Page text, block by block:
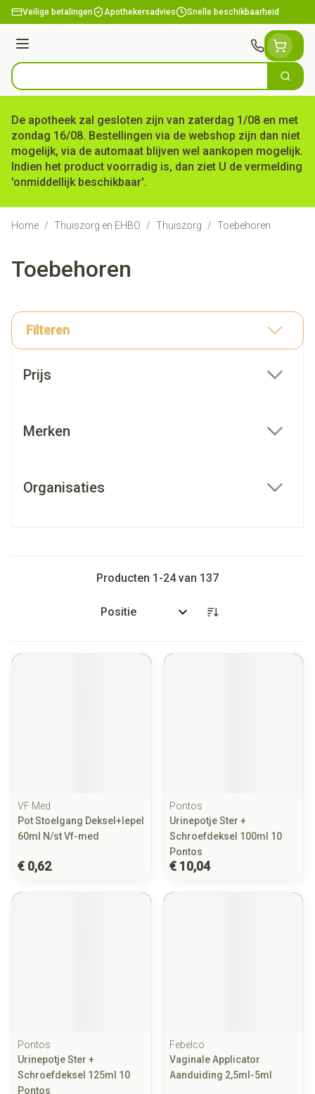
Ga naar de inhoud
Veilige betalingen Apothekersadvies Snelle beschikbaarheid
Menu
Product, merk, categorie... Zoek
De apotheek zal gesloten zijn van zaterdag 1/08 en met
zondag 16/08. Bestellingen via de webshop zijn dan niet
mogelijk, via de automaat blijven wel aankopen mogelijk.
Indien het product voorradig is, dan ziet U de vermelding
'onmiddellijk beschikbaar'.
Home / Thuiszorg en EHBO / Thuiszorg / Toebehoren
Toebehoren
Filteren
Prijs
Merken
Organisaties
Producten 1 -24van 137
Sorteer op:
VF Med
Pot Stoelgang Deksel+lepel
60ml N/st Vf-med
€ 0,62
Pontos
Urinepotje Ster +
Schroefdeksel 100ml 10
Pontos
€ 10,04
Pontos
Urinepotje Ster +
Schroefdeksel 125ml 10
Pontos
Febelco
Vaginale Applicator
Aanduiding 2,5ml-5ml